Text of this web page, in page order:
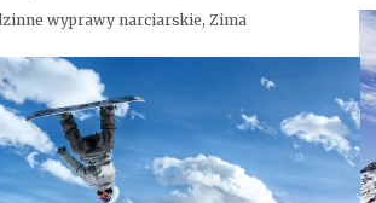
wyprawy narciarskie, Zima